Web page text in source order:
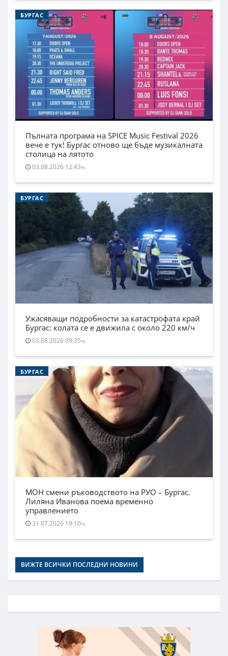
БУРГАС
Пълната програма на SPICE Music Festival 2026
вече е тук! Бургас отново ще бъде музикалната
столица на лятото
03.08.2026 12:43ч.
БУРГАС
Ужасяващи подробности за катастрофата край
Бургас: колата се е движила с около 220 км/ч
03.08.2026 09:35ч.
БУРГАС
МОН смени ръководството на РУО – Бургас.
Лиляна Иванова поема временно
управлението
31.07.2026 19:10ч.
ВИЖТЕ ВСИЧКИ ПОСЛЕДНИ НОВИНИ